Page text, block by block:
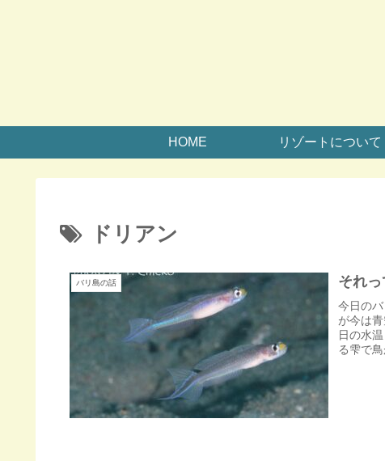
HOME リゾートについて
ドリアン
バリ島の話 それ
今日の
が今は
日の水
る雫で